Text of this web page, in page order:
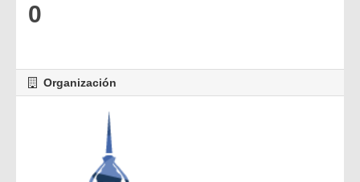
0
Organización